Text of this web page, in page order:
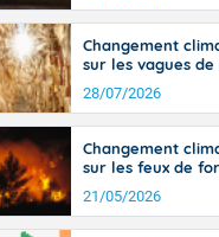
Changement
sur les vagues
28/07/2026
Changement
sur les feux de
21/05/2026